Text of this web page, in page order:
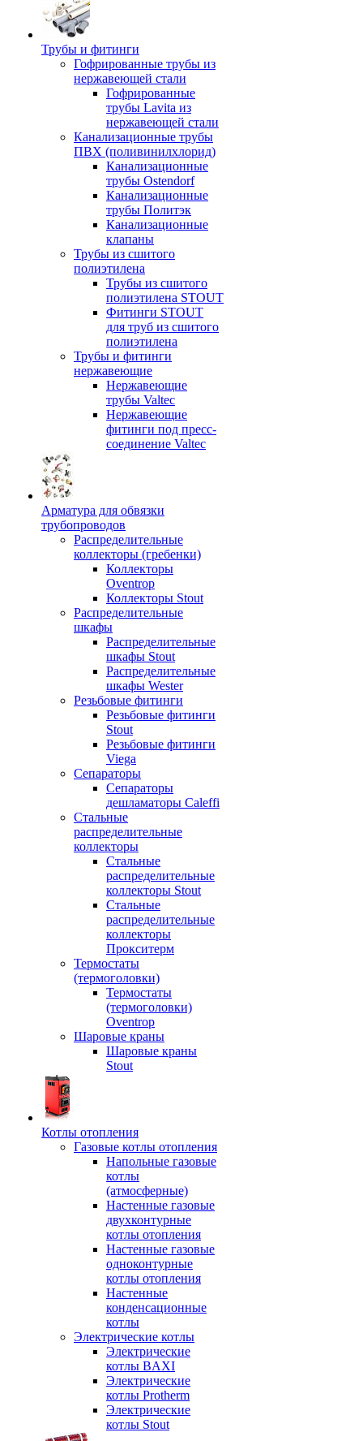
Трубы и фитинги
Гофрированные трубы из
нержавеющей стали
Гофрированные
трубы Lavita из
нержавеющей стали
Канализационные трубы
ПВХ (поливинилхлорид)
Канализационные
трубы Ostendorf
Канализационные
трубы Политэк
Канализационные
клапаны
Трубы из сшитого
полиэтилена
Трубы из сшитого
полиэтилена STOUT
Фитинги STOUT
для труб из сшитого
полиэтилена
Трубы и фитинги
нержавеющие
Нержавеющие
трубы Valtec
Нержавеющие
фитинги под пресс-
соединение Valtec
Арматура для обвязки
трубопроводов
Распределительные
коллекторы (гребенки)
Коллекторы
Oventrop
Коллекторы Stout
Распределительные
шкафы
Распределительные
шкафы Stout
Распределительные
шкафы Wester
Резьбовые фитинги
Резьбовые фитинги
Stout
Резьбовые фитинги
Viega
Сепараторы
Сепараторы
дешламаторы Caleffi
Стальные
распределительные
коллекторы
Стальные
распределительные
коллекторы Stout
Стальные
распределительные
коллекторы
Прокситерм
Термостаты
(термоголовки)
Термостаты
(термоголовки)
Oventrop
Шаровые краны
Шаровые краны
Stout
Котлы отопления
Газовые котлы отопления
Напольные газовые
котлы
(атмосферные)
Настенные газовые
двухконтурные
котлы отопления
Настенные газовые
одноконтурные
котлы отопления
Настенные
конденсационные
котлы
Электрические котлы
Электрические
котлы BAXI
Электрические
котлы Protherm
Электрические
котлы Stout